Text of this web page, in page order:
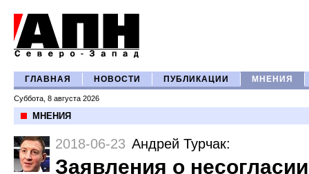
ГЛАВНАЯ НОВОСТИ ПУБЛИКАЦИИ МНЕНИЯ
Суббота, 8 августа 2026
МНЕНИЯ
2018-06-23 Андрей Турчак:
Заявления о